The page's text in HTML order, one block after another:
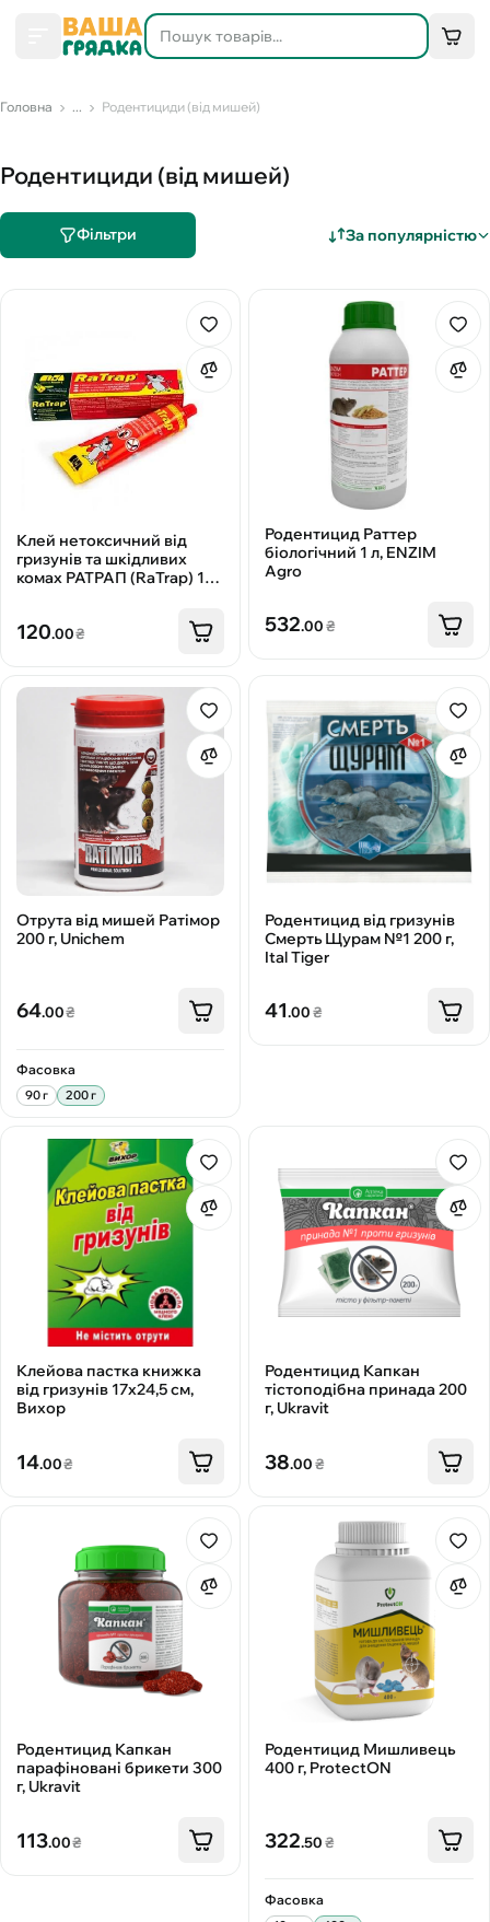
Головна ... Родентициди (від мишей)
Родентициди (від мишей)
Фільтри За популярністю
Клей нетоксичний від
гризунів та шкідливих
комах РАТРАП (RaTrap) 135
120.00₴
Родентицид Раттер
біологічний 1 л, ENZIM
Agro
532.00₴
Отрута від мишей Ратімор
200 г, Unichem
64.00₴
Фасовка
90 г 200 г
Родентицид від гризунів
Смерть Щурам №1 200 г,
Ital Tiger
41.00₴
Клейова пастка книжка
від гризунів 17x24,5 см,
Вихор
14.00₴
Родентицид Капкан
тістоподібна принада 200
г, Ukravit
38.00₴
Родентицид Капкан
парафіновані брикети 300
г, Ukravit
113.00₴
Родентицид Мишливець
400 г, ProtectON
322.50₴
Фасовка